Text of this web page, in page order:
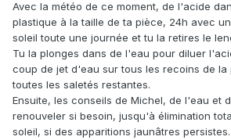
Avec la météo de ce moment, de l'acide
plastique à la taille de ta pièce, 24h avec
soleil toute une journée et tu la retires le
Tu la plonges dans de l'eau pour diluer
coup de jet d'eau sur tous les recoins de
toutes les saletés restantes.
Ensuite, les conseils de Michel, de l'eau et
renouveler si besoin, jusqu'à élimination
soleil, si des apparitions jaunâtres persistes.